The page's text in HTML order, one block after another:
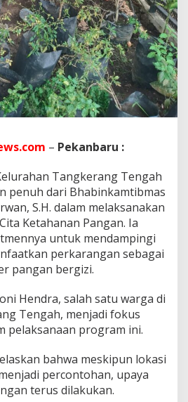
– Pekanbaru :
Tangkerang Tengah
penuh dari Bhabinkamtibmas
S.H. dalam melaksanakan
Ketahanan Pangan. Ia
untuk mendampingi
perkarangan sebagai
pangan bergizi.
Hendra, salah satu warga di
Tengah, menjadi fokus
pelaksanaan program ini.
bahwa meskipun lokasi
percontohan, upaya
terus dilakukan.